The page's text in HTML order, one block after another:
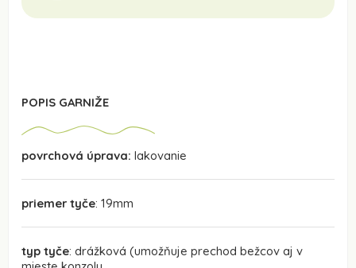
POPIS GARNIŽE
povrchová úprava: lakovanie
priemer tyče: 19mm
typ tyče: drážková (umožňuje prechod bežcov aj v